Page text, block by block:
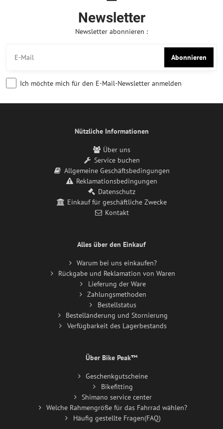
Newsletter
Newsletter abonnieren :
Abonnieren
Ich möchte mich für den E-Mail-Newsletter anmelden
Nützliche Informationen
Über uns
Service buchen
Allgemeine Geschäftsbedingungen
Reklamationsbedingungen
Datenschutz
Einkauf für geschäftliche Zwecke
Kontakt
Alles über den Einkauf
Warum bei uns einkaufen?
Rückgabe und Reklamation von Waren
Lieferung der Ware
Zahlungsmethoden
Bestellstatus
Bestelländerung und Stornierung
Verfügbarkeit des Lagerbestands
Über Bike Peak™
Geschenkgutscheine
Bikefitting
Shimano service center
Welche Rahmengröße für das Fahrrad wählen?
Häufig gestellte Fragen(FAQ)